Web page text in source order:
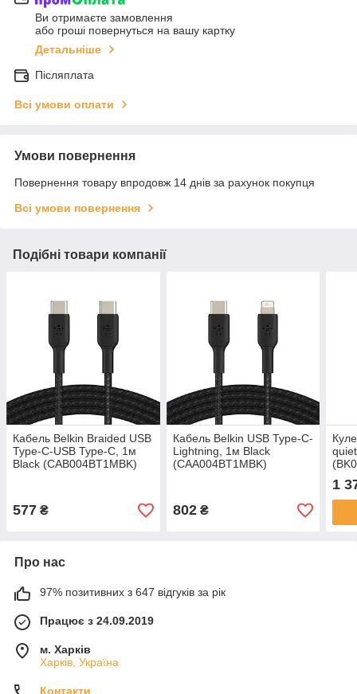
Ви отримаєте замовлення
або гроші повернуться на вашу картку
Детальніше
Післяплата
Всі умови оплати
Умови повернення
Повернення товару впродовж 14 днів за рахунок покупця
Всі умови повернення
Подібні товари компанії
Кабель Belkin Braided USB
Type-C-USB Type-C, 1м
Black (CAB004BT1MBK)
577 ₴
Кабель Belkin USB Type-C-
Lightning, 1м Black
(CAA004BT1MBK)
802₴
1
Про нас
97% позитивних з 647 відгуків за рік
Працює з 24.09.2019
м. Харків
Харків, Україна
Контакти